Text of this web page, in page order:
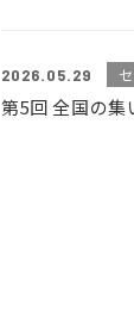
2026.05.29
第5回 全国の集